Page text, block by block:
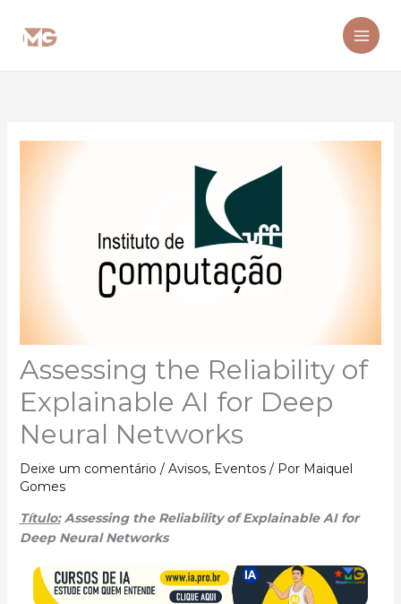
para
Assessing the Reliability of
Explainable AI for Deep
Neural Networks
Deixe um comentário / Avisos, Eventos/ Por Maiquel
Gomes
Título:Assessing the Reliability of Explainable AI for
Deep Neural Networks